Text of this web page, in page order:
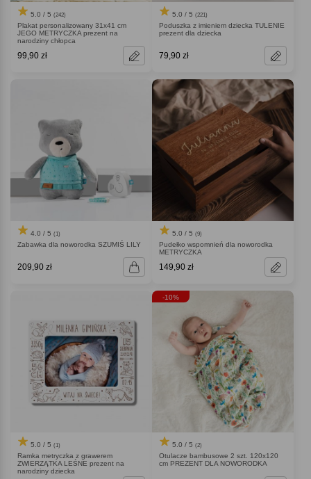
5.0 / 5 (242)
Plakat personalizowany 31x41 cm
JEGO METRYCZKA prezent na
narodziny chłopca
99,90 zł
5.0 / 5 (221)
Poduszka z imieniem dziecka TULENIE
prezent dla dziecka
79,90 zł
4.0 / 5 (1)
Zabawka dla noworodka SZUMIŚ LILY
209,90 zł
5.0 / 5 (9)
Pudełko wspomnień dla noworodka
METRYCZKA
149,90 zł
5.0 / 5 (1)
Ramka metryczka z grawerem
ZWIERZĄTKA LEŚNE prezent na
narodziny dziecka
-10%
5.0 / 5 (2)
Otulacze bambusowe 2 szt. 120x120
cm PREZENT DLA NOWORODKA